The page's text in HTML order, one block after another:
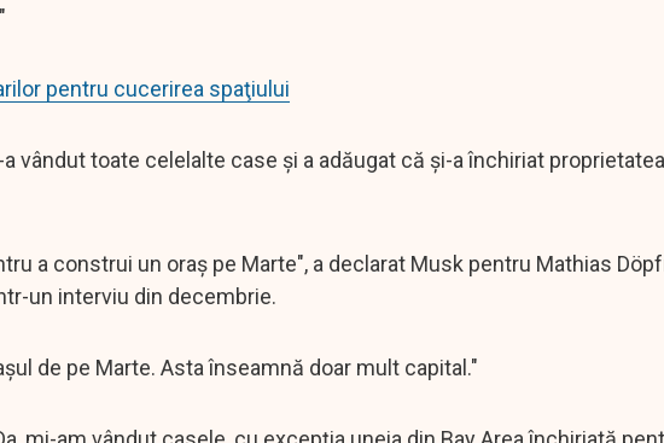
pentru cucerirea spaţiului
vândut toate celelalte case și a adăugat că și-a închiriat
a construi un oraș pe Marte", a declarat Musk pentru Mathias
un interviu din decembrie.
de pe Marte. Asta înseamnă doar mult capital."